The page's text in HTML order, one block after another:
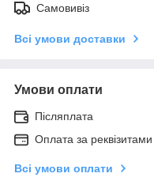
Самовивіз
Всі умови доставки
Умови оплати
Післяплата
Оплата за реквізитами
Всі умови оплати